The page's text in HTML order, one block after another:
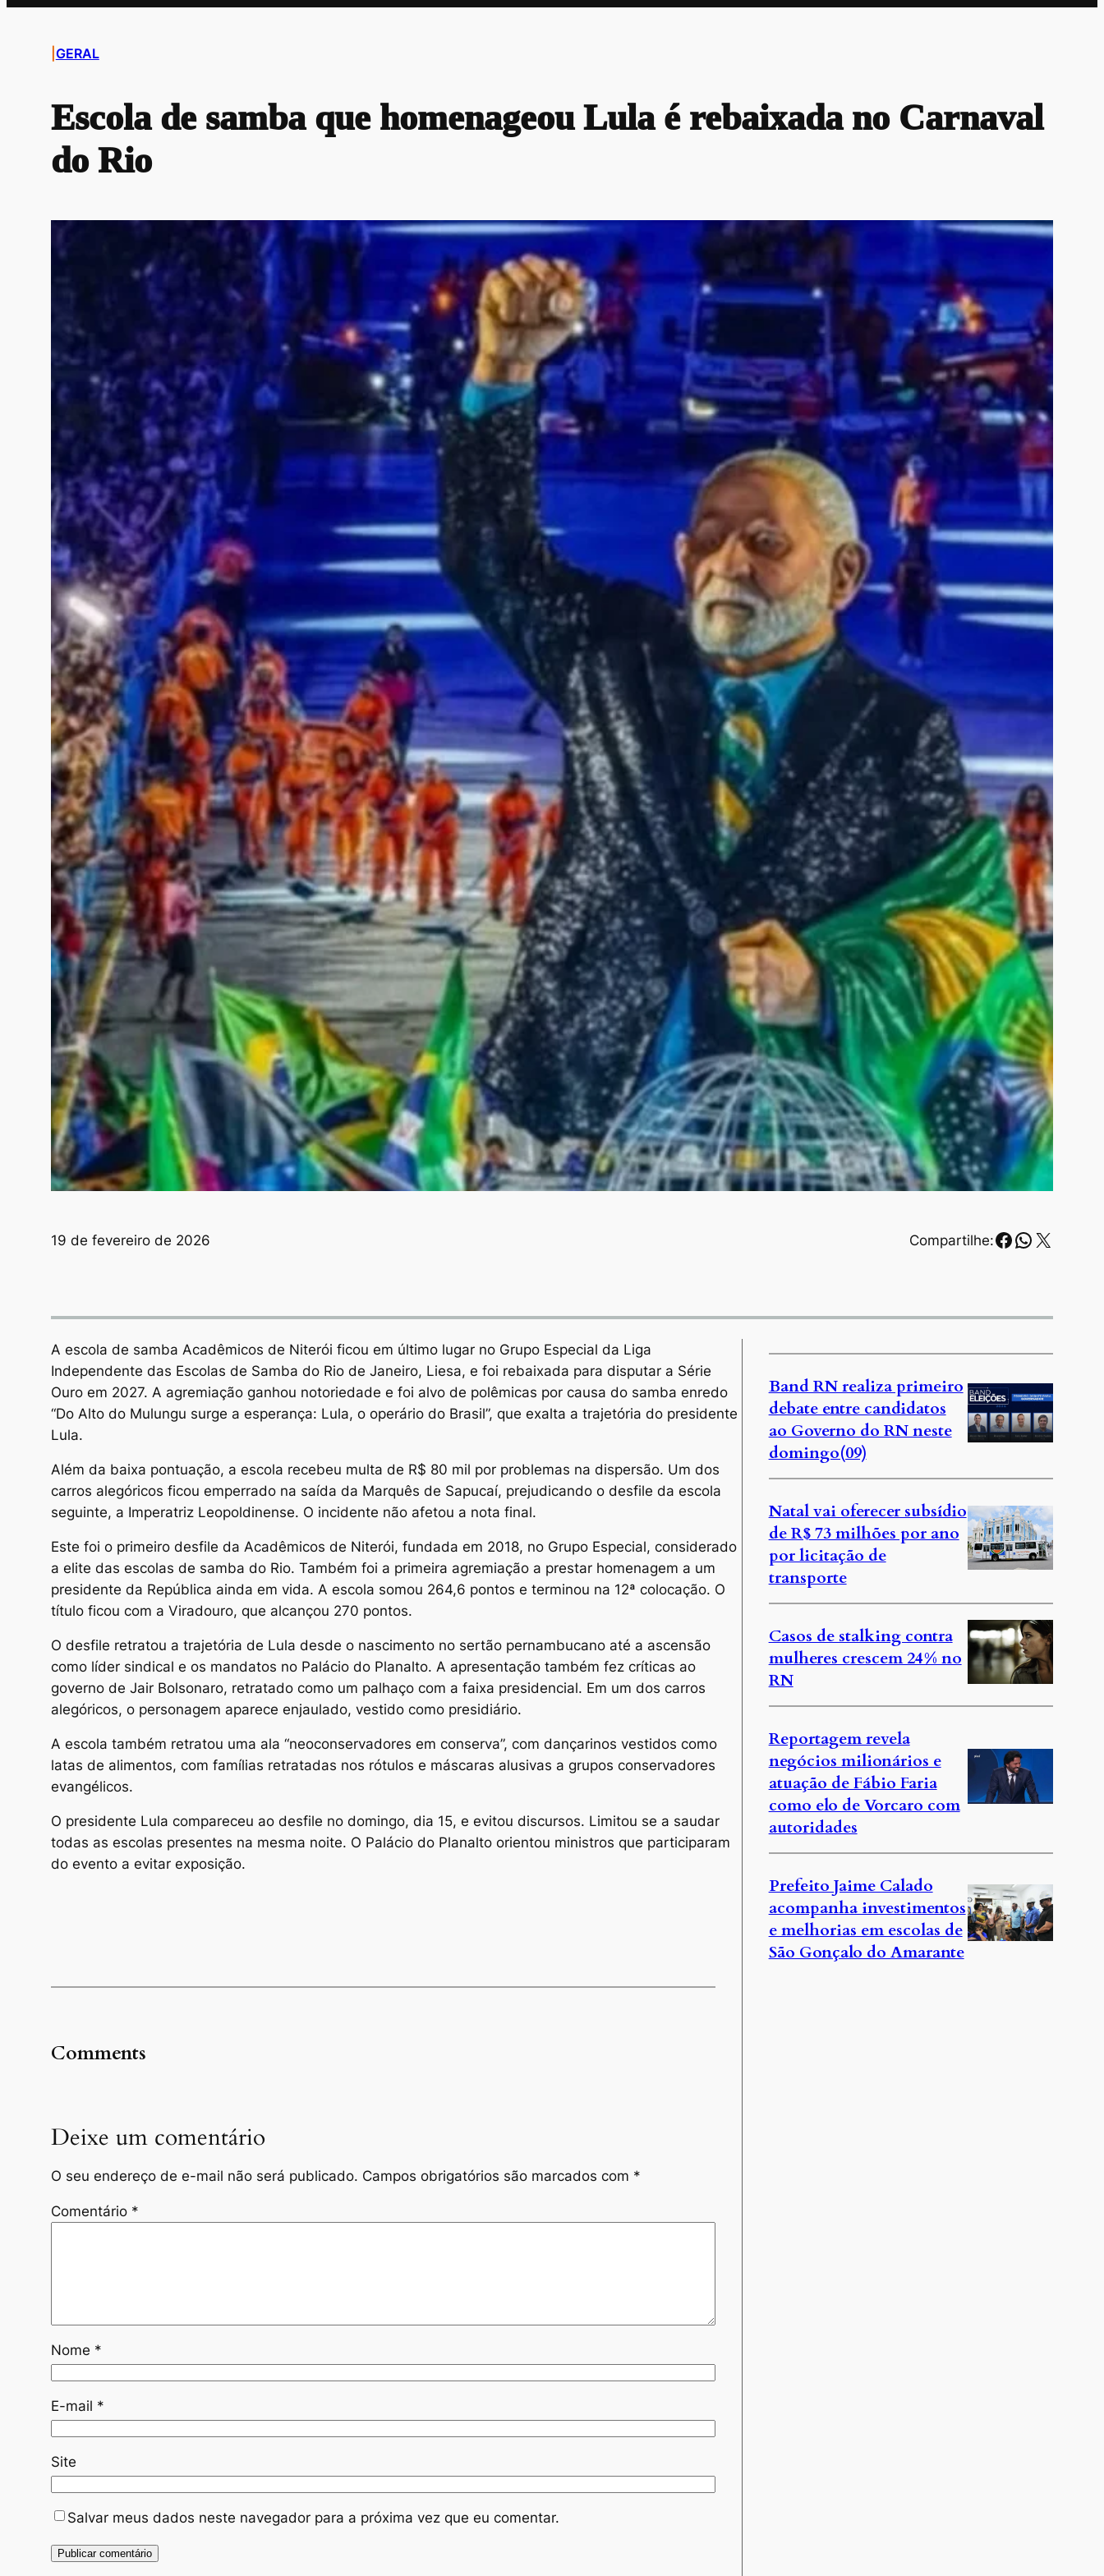
GERAL
Escola de samba que homenageou Lula é rebaixada no Carnaval
do Rio
19 de fevereiro de 2026 Compartilhe:Facebook
X
A escola de samba Acadêmicos de Niterói ficou em último lugar no Grupo Especial da Liga
Independente das Escolas de Samba do Rio de Janeiro, Liesa, e foi rebaixada para disputar a Série
Ouro em 2027. A agremiação ganhou notoriedade e foi alvo de polêmicas por causa do samba enredo
“Do Alto do Mulungu surge a esperança: Lula, o operário do Brasil”, que exalta a trajetória do presidente
Lula.
Além da baixa pontuação, a escola recebeu multa de R$ 80 mil por problemas na dispersão. Um dos
carros alegóricos ficou emperrado na saída da Marquês de Sapucaí, prejudicando o desfile da escola
seguinte, a Imperatriz Leopoldinense. O incidente não afetou a nota final.
Este foi o primeiro desfile da Acadêmicos de Niterói, fundada em 2018, no Grupo Especial, considerado
a elite das escolas de samba do Rio. Também foi a primeira agremiação a prestar homenagem a um
presidente da República ainda em vida. A escola somou 264,6 pontos e terminou na 12ª colocação. O
título ficou com a Viradouro, que alcançou 270 pontos.
O desfile retratou a trajetória de Lula desde o nascimento no sertão pernambucano até a ascensão
como líder sindical e os mandatos no Palácio do Planalto. A apresentação também fez críticas ao
governo de Jair Bolsonaro, retratado como um palhaço com a faixa presidencial. Em um dos carros
alegóricos, o personagem aparece enjaulado, vestido como presidiário.
A escola também retratou uma ala “neoconservadores em conserva”, com dançarinos vestidos como
latas de alimentos, com famílias retratadas nos rótulos e máscaras alusivas a grupos conservadores
evangélicos.
O presidente Lula compareceu ao desfile no domingo, dia 15, e evitou discursos. Limitou se a saudar
todas as escolas presentes na mesma noite. O Palácio do Planalto orientou ministros que participaram
do evento a evitar exposição.
Comments
Deixe um comentário
O seu endereço de e-mail não será publicado. Campos obrigatórios são marcados com *
Comentário *
Nome *
E-mail *
Site
Salvar meus dados neste navegador para a próxima vez que eu comentar.
Band RN realiza primeiro
debate entre candidatos
ao Governo do RN neste
domingo(09)
Natal vai oferecer subsídio
de R$ 73 milhões por ano
por licitação de
transporte
Casos de stalking contra
mulheres crescem 24% no
RN
Reportagem revela
negócios milionários e
atuação de Fábio Faria
como elo de Vorcaro com
autoridades
Prefeito Jaime Calado
acompanha investimentos
e melhorias em escolas de
São Gonçalo do Amarante